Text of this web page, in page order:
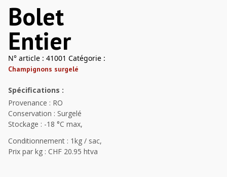
Bolet
Entier
N° article : 41001 Catégorie :
Champignons surgelé
Spécifications :
Provenance : RO
Conservation : Surgelé
Stockage : -18 °C max,
Conditionnement : 1kg / sac,
Prix par kg : CHF 20.95 htva